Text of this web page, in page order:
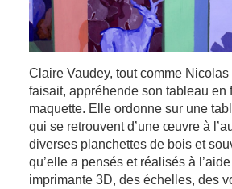
Claire Vaudey, tout comme
faisait, appréhende son tableau en
maquette. Elle ordonne sur une
qui se retrouvent d’une œuvre à
diverses planchettes de bois et
qu’elle a pensés et réalisés à l’aide
imprimante 3D, des échelles, des